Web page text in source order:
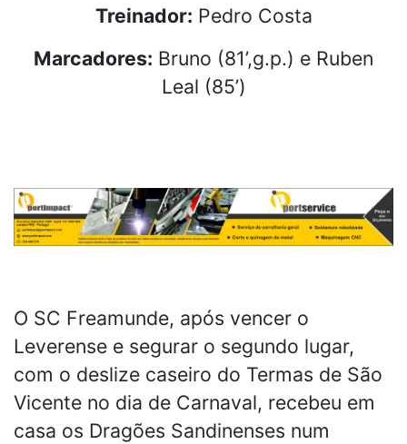
Treinador: Pedro Costa
Marcadores: Bruno (81’,g.p.) e Ruben
Leal (85’)
O SC Freamunde, após vencer o
Leverense e segurar o segundo lugar,
com o deslize caseiro do Termas de São
Vicente no dia de Carnaval, recebeu em
casa os Dragões Sandinenses num